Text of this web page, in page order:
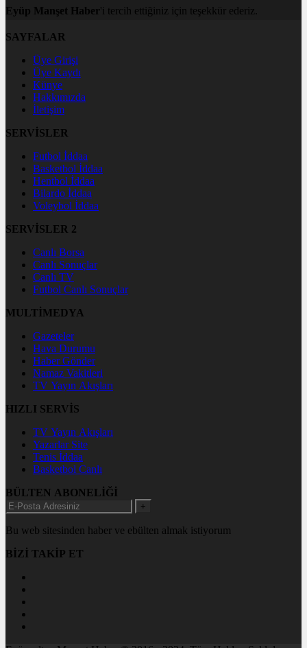
Eyüp Manşet Haber'i tercih ettiğiniz için teşekkür ederiz.
SAYFALAR
Üye Girişi
Üye Kaydı
Künye
Hakkımızda
İletişim
SERVİSLER
Futbol İddaa
Basketbol İddaa
Hentbol İddaa
Bilardo İddaa
Voleybol İddaa
SERVİSLER 2
Canlı Borsa
Canlı Sonuçlar
Canlı TV
Futbol Canlı Sonuçlar
MULTİMEDYA
Gazeteler
Hava Durumu
Haber Gönder
Namaz Vakitleri
TV Yayın Akışları
HIZLI SERVİS
TV Yayın Akışları
Yazarlar Site
Tenis İddaa
Basketbol Canlı
BÜLTEN ABONELİĞİ
+
Bu web sitesinden haber ve ebülten almak istiyorum
BİZİ TAKİP ET